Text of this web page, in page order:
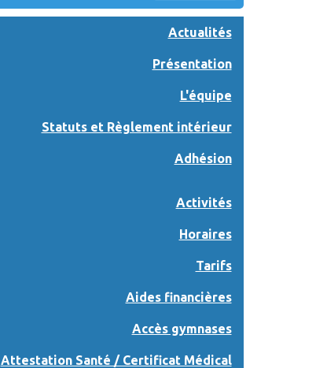
Actualités
Présentation
L'équipe
Statuts et Règlement intérieur
Adhésion
Activités
Horaires
Tarifs
Aides financières
Accès gymnases
Attestation Santé / Certificat Médical